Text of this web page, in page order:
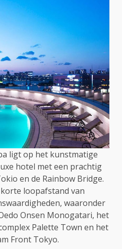
ligt op het kunstmatige
hotel met een prachtig
en de Rainbow Bridge.
loopafstand van
waaronder
Onsen Monogatari, het
Palette Town en het
Front Tokyo.